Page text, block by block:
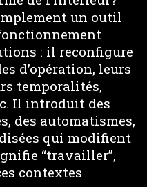
un outil
: il reconfigure
d’opération, leurs
temporalités,
Il introduit des
des automatismes,
qui modifient
“travailler”,
contextes